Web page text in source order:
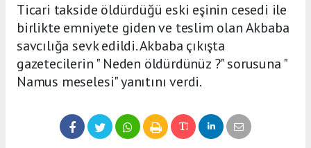
Ticari takside öldürdüğü eski eşinin cesedi ile
birlikte emniyete giden ve teslim olan Akbaba
savcılığa sevk edildi. Akbaba çıkışta
gazetecilerin " Neden öldürdünüz ?" sorusuna "
Namus meselesi" yanıtını verdi.